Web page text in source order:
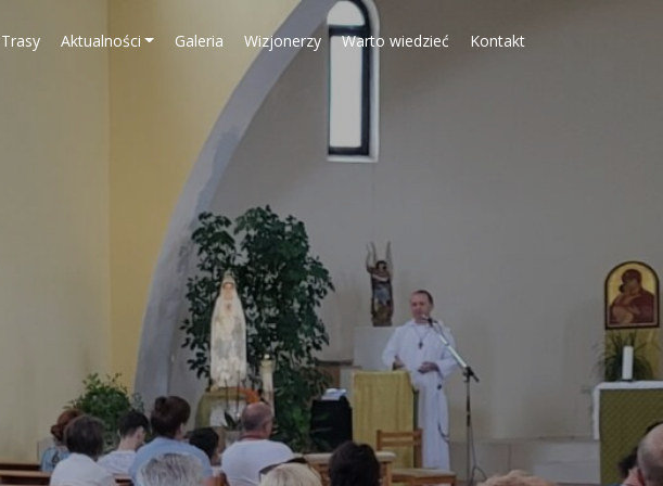
Trasy Aktualności Galeria Wizjonerzy Warto wiedzieć Kontakt